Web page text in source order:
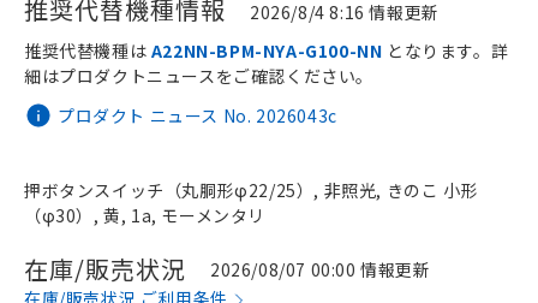
推奨代替機種情報
2026/8/4 8:16 情報更新
プロダクト ニュース No. 2026043c
推奨代替機種は A22NN-BPM-NYA-G100-NN となります。詳
細はプロダクトニュースをご確認ください。
押ボタンスイッチ（丸胴形φ22/25）, 非照光, きのこ 小形
（φ30）, 黄, 1a, モーメンタリ
在庫/販売状況
2026/08/07 00:00 情報更新
在庫/販売状況 ご利用条件